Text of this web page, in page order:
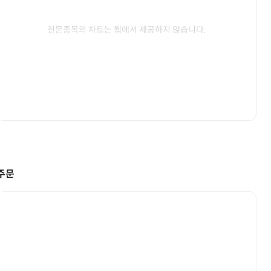
전문종목의 차트는 웹에서 제공하지 않습니다.
문